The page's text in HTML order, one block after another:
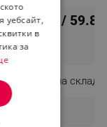
30.62 € /
Налично на склад
уебсайт,
в
за